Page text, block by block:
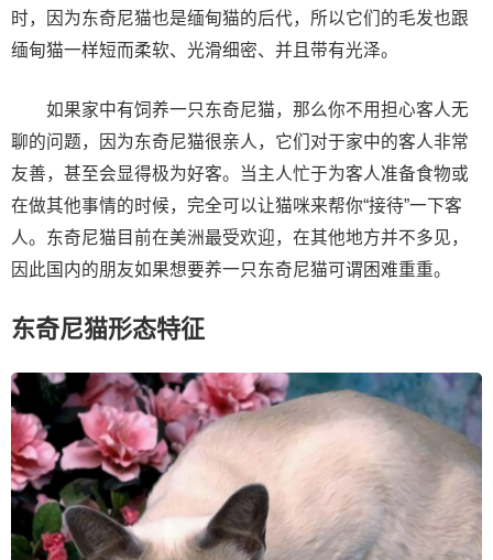
时，因为东奇尼猫也是缅甸猫的后代，所以它们的毛发也跟
缅甸猫一样短而柔软、光滑细密、并且带有光泽。
如果家中有饲养一只东奇尼猫，那么你不用担心客人无
聊的问题，因为东奇尼猫很亲人，它们对于家中的客人非常
友善，甚至会显得极为好客。当主人忙于为客人准备食物或
在做其他事情的时候，完全可以让猫咪来帮你“接待”一下客
人。东奇尼猫目前在美洲最受欢迎，在其他地方并不多见，
因此国内的朋友如果想要养一只东奇尼猫可谓困难重重。
东奇尼猫形态特征